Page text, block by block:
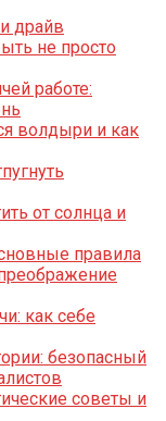
драйв
не просто
работе:
волдыри и как
от солнца и
правила
как себе
безопасный
советы и